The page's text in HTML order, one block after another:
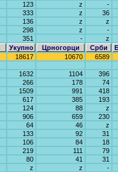
123 z
-
333 z
36
136 z
z
298 z
-
351 -
z
Укупно
Црногорци Срби
18617 10670
6589
1632 1104
396
266 178
74
1509 991
418
617 385
193
124 88
z
906 659
230
64 46
z
133 92
31
106 84
18
219 111
79
80 41
31
z z
-